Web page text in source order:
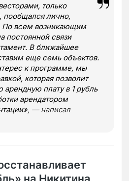
только
пообщался лично,
По всем возникающим
постоянной связи
В ближайшее
еще семь объектов.
к программе, мы
которая позволит
арендную плату в 1 рубль
арендатором
, — написал